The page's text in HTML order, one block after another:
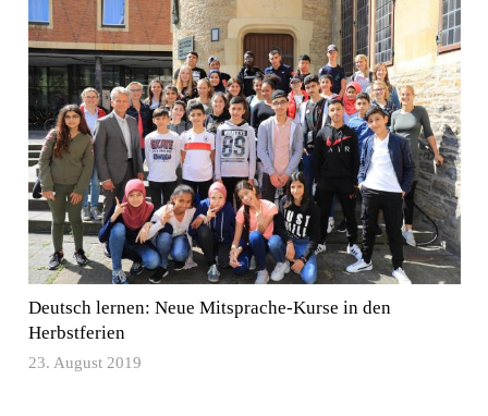
Deutsch lernen: Neue Mitsprache-Kurse in den
Herbstferien
23. August 2019